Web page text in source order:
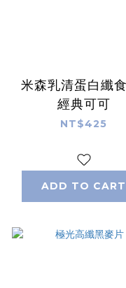
米森乳清蛋白纖
經典可可
NT$425
ADD TO CART